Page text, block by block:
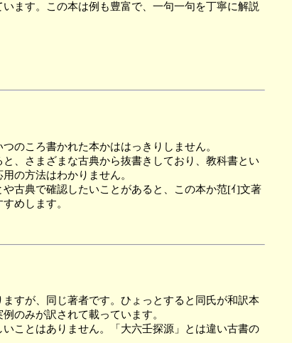
ます。この本は例も豊富で、一句一句を丁寧に解説
のころ書かれた本かははっきりしません。
、さまざまな古典から抜書きしており、教科書とい
の方法はわかりません。
古典で確認したいことがあると、この本か范[ｲ]文著
めします。
すが、同じ著者です。ひょっとすると同氏が和訳本
のみが訳されて載っています。
ことはありません。「大六壬探源」とは違い古書の